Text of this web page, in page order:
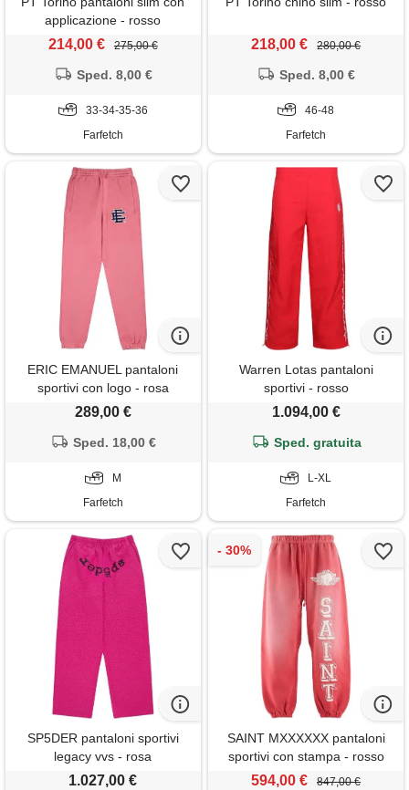
applicazione - rosso
214,00 € 275,00 €
Sped. 8,00 €
33-34-35-36
Farfetch
218,00 € 280,00 €
Sped. 8,00 €
46-48
Farfetch
ERIC EMANUEL pantaloni
sportivi con logo - rosa
289,00 €
Sped. 18,00 €
M
Farfetch
Warren Lotas pantaloni
sportivi - rosso
1.094,00 €
Sped. gratuita
L-XL
Farfetch
SP5DER pantaloni sportivi
legacy vvs - rosa
1.027,00 €
SAINT MXXXXXX pantaloni
sportivi con stampa - rosso
594,00 € 847,00 €